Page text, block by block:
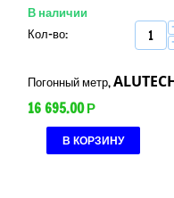
В наличии
Кол-во:
Погонный метр,
16 695.00 Р
В КОРЗИНУ